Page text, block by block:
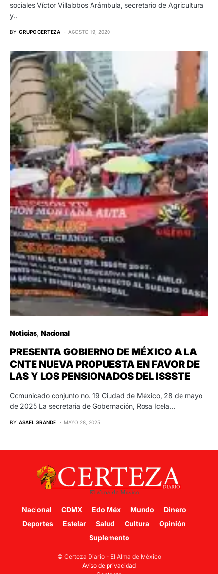
sociales Víctor Villalobos Arámbula, secretario de Agricultura
y…
BY GRUPO CERTEZA AGOSTO 19, 2020
Noticias Nacional
PRESENTA GOBIERNO DE MÉXICO A LA
CNTE NUEVA PROPUESTA EN FAVOR DE
LAS Y LOS PENSIONADOS DEL ISSSTE
Comunicado conjunto no. 19 Ciudad de México, 28 de mayo
de 2025 La secretaria de Gobernación, Rosa Icela…
BY ASAEL GRANDE MAYO 28, 2025
Nacional CDMX Edo Méx Mundo
Dinero
Deportes
Estelar Salud Cultura
Opinión
Suplemento
© Certeza Diario - El Alma de México
Aviso de privacidad